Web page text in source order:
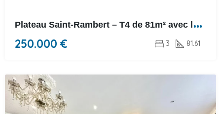
P
lateau Saint-Rambert – T4 de 81m² avec loggia et parking
250.000 € 3 81.61